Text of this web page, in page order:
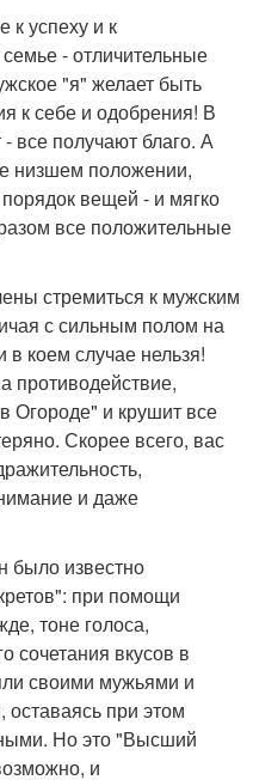
к успеху и к
- отличительные
"я" желает быть
к себе и одобрения! В
все получают благо. А
низшем положении,
вещей - и мягко
все положительные
стремиться к мужским
с сильным полом на
в коем случае нельзя!
противодействие,
Огороде" и крушит все
Скорее всего, вас
и даже
было известно
при помощи
тоне голоса,
сочетания вкусов в
своими мужьями и
оставаясь при этом
Но это "Высший
и